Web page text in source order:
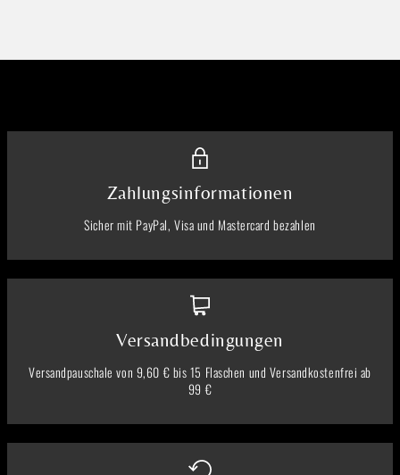
Zahlungsinformationen
Sicher mit PayPal, Visa und Mastercard bezahlen
Versandbedingungen
Versandpauschale von 9,60 € bis 15 Flaschen und Versandkostenfrei ab
99 €